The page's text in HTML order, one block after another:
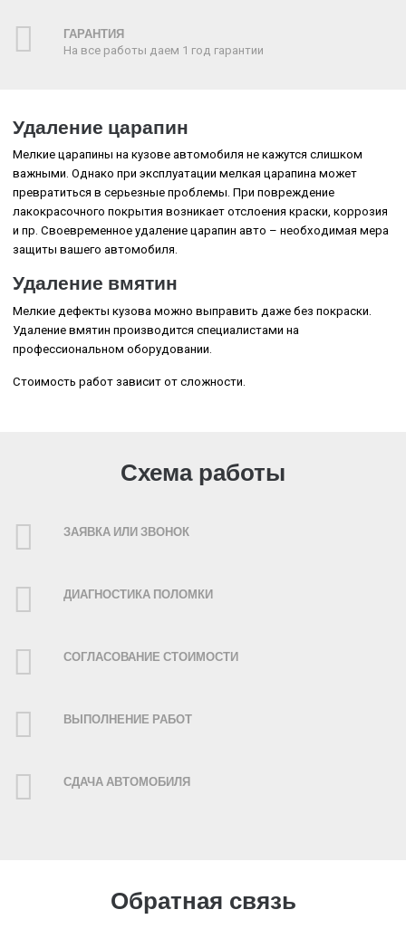
ГАРАНТИЯ
На все работы даем 1 год гарантии
Удаление царапин
Мелкие царапины на кузове автомобиля не кажутся слишком
важными. Однако при эксплуатации мелкая царапина может
превратиться в серьезные проблемы. При повреждение
лакокрасочного покрытия возникает отслоения краски, коррозия
и пр. Своевременное удаление царапин авто – необходимая мера
защиты вашего автомобиля.
Удаление вмятин
Мелкие дефекты кузова можно выправить даже без покраски.
Удаление вмятин производится специалистами на
профессиональном оборудовании.
Стоимость работ зависит от сложности.
Схема работы
ЗАЯВКА ИЛИ ЗВОНОК
ДИАГНОСТИКА ПОЛОМКИ
СОГЛАСОВАНИЕ СТОИМОСТИ
ВЫПОЛНЕНИЕ РАБОТ
СДАЧА АВТОМОБИЛЯ
Обратная связь